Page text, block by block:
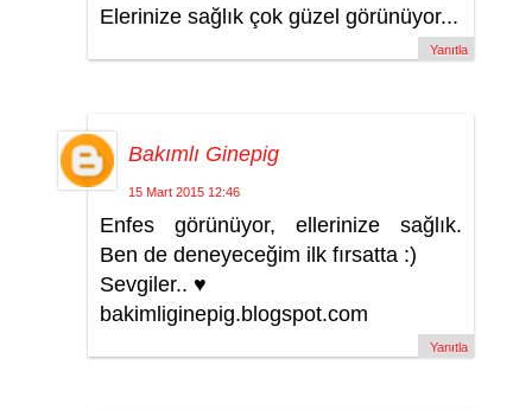
Elerinize sağlık çok güzel görünüyor...
Yanıtla
Bakımlı Ginepig
15 Mart 2015 12:46
Enfes görünüyor, ellerinize sağlık.
Ben de deneyeceğim ilk fırsatta :)
Sevgiler.. ♥
bakimliginepig.blogspot.com
Yanıtla